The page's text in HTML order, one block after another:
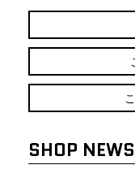
SHOP